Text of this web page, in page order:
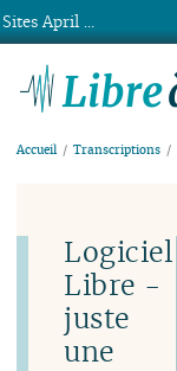
Accueil Transcriptions
Logiciel
Libre -
juste
une
Sites April ...